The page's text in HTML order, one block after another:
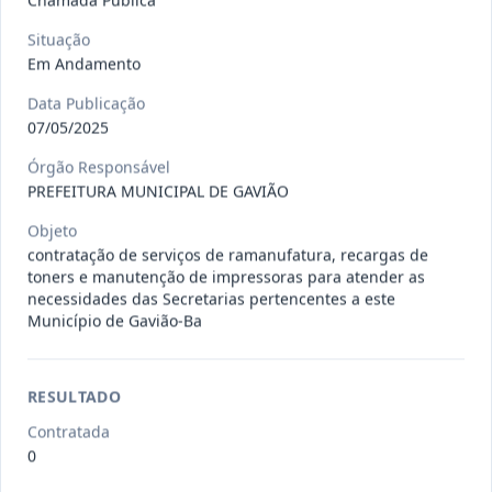
026-2026-
DL
Dispensa
fornecimento de insumos odonto
Situação:
023-2026-
DL
Dispensa
ESPECIALIZADA NO RAMO DE
SEGUROS AUTO...
Situação:
Em Andamento
022-2026-
Situação
Em Andamento
Data Publicação
07/05/2025
Órgão Responsável
PREFEITURA MUNICIPAL DE GAVIÃO
Objeto
contratação de serviços de ramanufatura, recargas de
toners e manutenção de impressoras para atender as
necessidades das Secretarias pertencentes a este
Município de Gavião-Ba
RESULTADO
Contratada
0